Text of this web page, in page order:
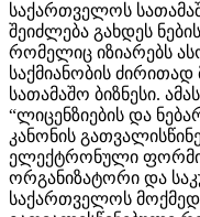
საქართველოს
შეიძლება გახდეს
რომელიც იზიარებს
საქმიანობის
სათამაშო ბიზნესი.
“ლიცენზიების და
კანონის
ელექტრონული
ორგანიზატორი და
საქართველოს